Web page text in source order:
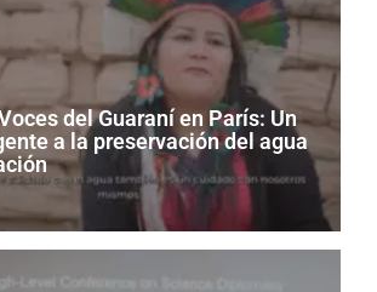
del Guaraní en París: Un
a la preservación del agua